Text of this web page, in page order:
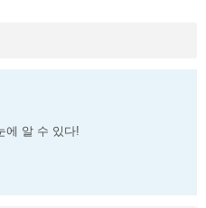
에 알 수 있다!